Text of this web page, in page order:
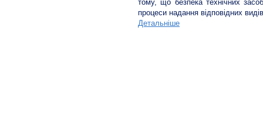
тому, що безпека технічних
процеси надання відповідних
Детальніше